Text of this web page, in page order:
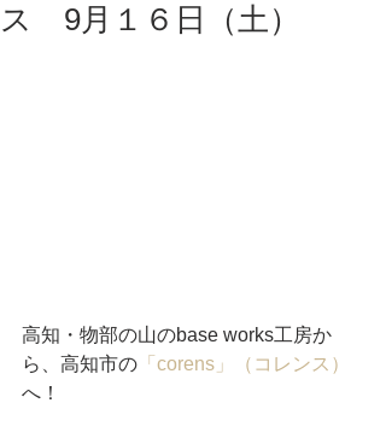
ス 9月１６日（土）
高知・物部の山のbase works工房か
ら、高知市の 「corens」（コレンス）
へ！